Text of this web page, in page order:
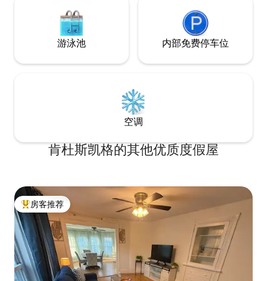
游泳池 内部免费停车位
空调
肯杜斯凯格的其他优质度假屋
热门「房客推荐」
房客推荐